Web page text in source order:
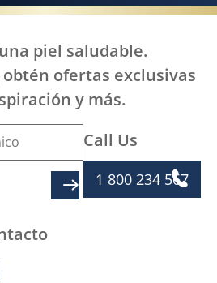
piel saludable.
ofertas exclusivas
y más.
Call Us
1 800 234 567